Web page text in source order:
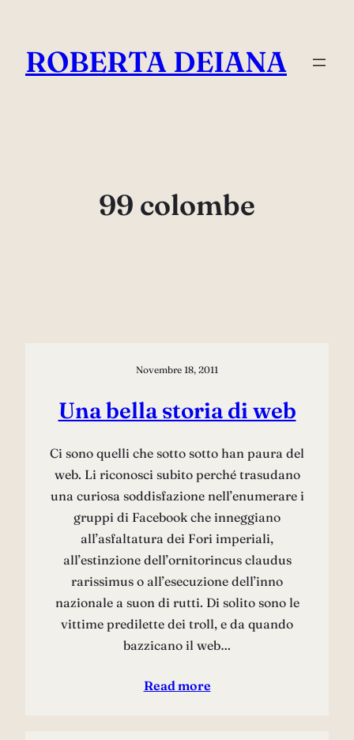
contenuto
ROBERTA DEIANA
99 colombe
Novembre 18, 2011
Una bella storia di web
Ci sono quelli che sotto sotto han paura del
web. Li riconosci subito perché trasudano
una curiosa soddisfazione nell’enumerare i
gruppi di Facebook che inneggiano
all’asfaltatura dei Fori imperiali,
all’estinzione dell’ornitorincus claudus
rarissimus o all’esecuzione dell’inno
nazionale a suon di rutti. Di solito sono le
vittime predilette dei troll, e da quando
bazzicano il web…
Read more